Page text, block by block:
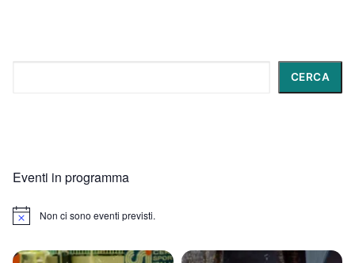
CERCA
Eventi in programma
Notice Non ci sono eventi previsti.